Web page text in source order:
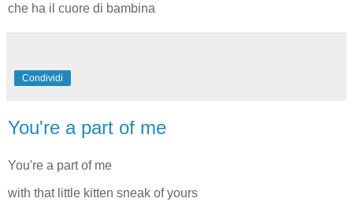
che ha il cuore di bambina
Condividi
You're a part of me
You're a part of me
with that little kitten sneak of yours